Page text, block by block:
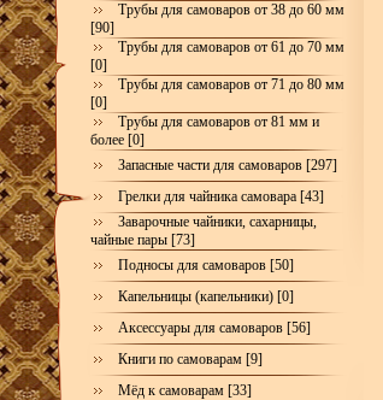
Трубы для самоваров от 38 до 60 мм
[90]
Трубы для самоваров от 61 до 70 мм
[0]
Трубы для самоваров от 71 до 80 мм
[0]
Трубы для самоваров от 81 мм и
более [0]
Запасные части для самоваров [297]
Грелки для чайника самовара [43]
Заварочные чайники, сахарницы,
чайные пары [73]
Подносы для самоваров [50]
Капельницы (капельники) [0]
Аксессуары для самоваров [56]
Книги по самоварам [9]
Мёд к самоварам [33]